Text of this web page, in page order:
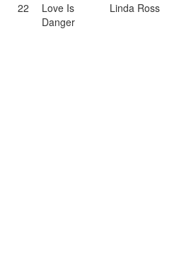
22
Love Is
Danger
Linda Ross